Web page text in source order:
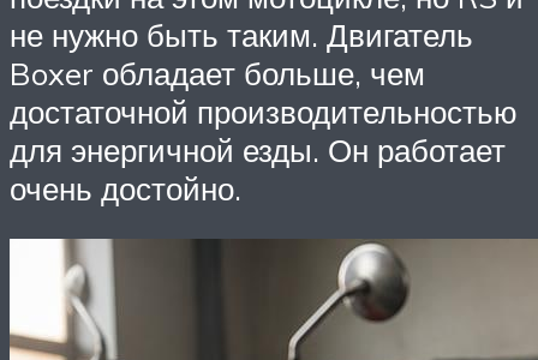
не нужно быть таким. Двигатель
Boxer обладает больше, чем
достаточной производительностью
для энергичной езды. Он работает
очень достойно.